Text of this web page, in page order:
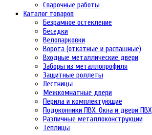
Сварочные работы
Каталог товаров
Безрамное остекление
Беседки
Велопарковки
Ворота (откатные и распашные)
Входные металлические двери
Заборы из металлопрофиля
Защитные роллеты
Лестницы
Межкомнатные двери
Перила и комплектующие
Подоконники ПВХ. Окна и двери ПВХ
Различные металлоконструкции
Теплицы